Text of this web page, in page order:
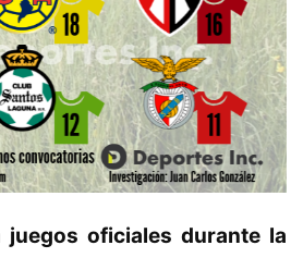
juegos oficiales durante la